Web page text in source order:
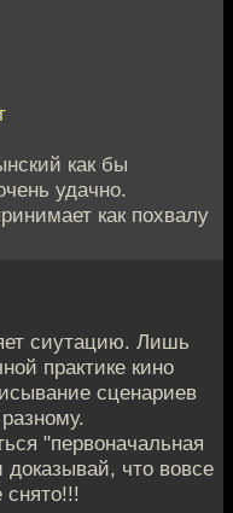
как бы
удачно.
как похвалу
сиутацию. Лишь
практике кино
сценариев
"первоначальная
что вовсе
снято!!!